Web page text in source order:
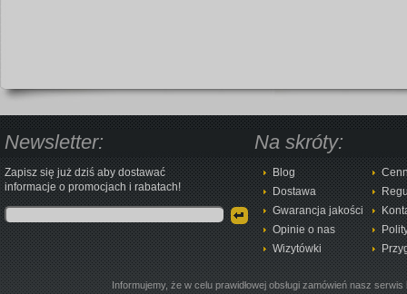
Newsletter:
Zapisz się już dziś aby dostawać
informacje o promocjach i rabatach!
Na skróty:
Blog
Dostawa
Gwarancja jakości
Opinie o nas
Wizytówki
Informujemy, że w celu prawidłowej obsługi zamówień nasz